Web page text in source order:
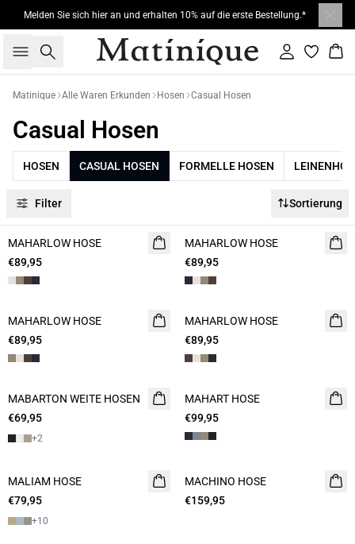
Melden Sie sich hier an und erhalten 10% auf die erste Bestellung.*
Suche Einloggen
Matinique Alle Waren Erkunden Hosen Casual Hosen
Casual Hosen
HOSEN CASUAL HOSEN FORMELLE HOSEN
Filter Sortierung
NEUHEIT
MAHARLOW HOSE
€89,95
NEUHEIT
MAHARLOW HOSE
€89,95
NEUHEIT
MAHARLOW HOSE
€89,95
NEUHEIT
MAHARLOW HOSE
€89,95
NEUHEIT
MABARTON WEITE HOSEN
€69,95
+2
NEUHEIT
MAHART HOSE
€99,95
NEUHEIT
MALIAM HOSE
€79,95
+10
MACHINO HOSE
€159,95